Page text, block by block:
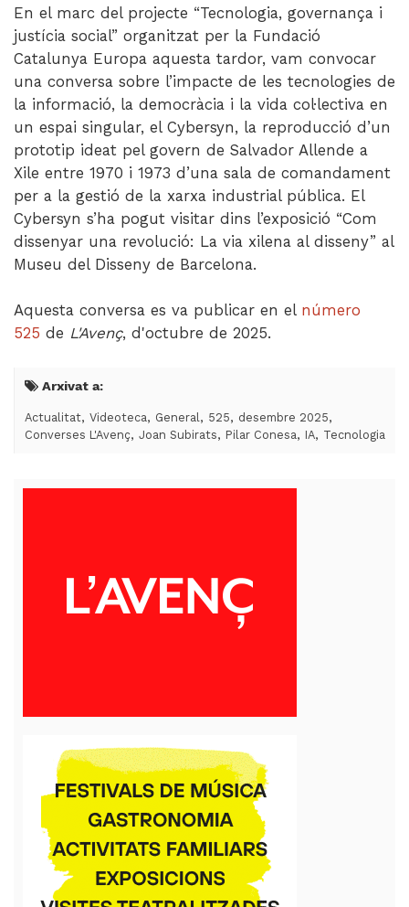
En el marc del projecte “Tecnologia, governança i
justícia social” organitzat per la Fundació
Catalunya Europa aquesta tardor, vam convocar
una conversa sobre l’impacte de les tecnologies de
la informació, la democràcia i la vida col·lectiva en
un espai singular, el Cybersyn, la reproducció d’un
prototip ideat pel govern de Salvador Allende a
Xile entre 1970 i 1973 d’una sala de comandament
per a la gestió de la xarxa industrial pública. El
Cybersyn s’ha pogut visitar dins l’exposició “Com
dissenyar una revolució: La via xilena al disseny” al
Museu del Disseny de Barcelona.
Aquesta conversa es va publicar en el número
525 de L'Avenç, d'octubre de 2025.
Arxivat a:
Actualitat, Videoteca, General , 525, desembre 2025,
Converses L'Avenç, Joan Subirats, Pilar Conesa, IA, Tecnologia